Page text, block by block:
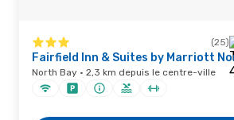
(25)
Fairfield Inn & Suites by Marriott
North Bay · 2,3 km depuis le centre-ville